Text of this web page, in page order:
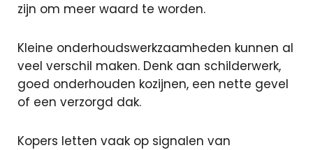
zijn om meer waard te worden.
Kleine onderhoudswerkzaamheden kunnen al
veel verschil maken. Denk aan schilderwerk,
goed onderhouden kozijnen, een nette gevel
of een verzorgd dak.
Kopers letten vaak op signalen van